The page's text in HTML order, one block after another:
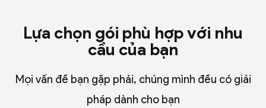
Lựa chọn gói phù hợp với nhu
cầu của bạn
Mọi vấn đề bạn gặp phải, chúng mình đều có giải
pháp dành cho bạn